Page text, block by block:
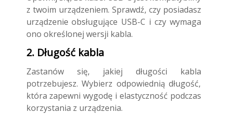
z twoim urządzeniem. Sprawdź, czy posiadasz
urządzenie obsługujące USB-C i czy wymaga
ono określonej wersji kabla.
2. Długość kabla
Zastanów się, jakiej długości kabla
potrzebujesz. Wybierz odpowiednią długość,
która zapewni wygodę i elastyczność podczas
korzystania z urządzenia.